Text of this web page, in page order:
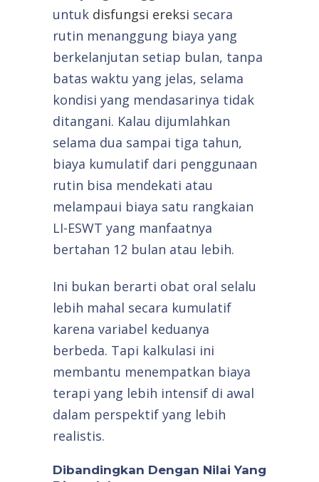
untuk disfungsi ereksi secara
rutin menanggung biaya yang
berkelanjutan setiap bulan, tanpa
batas waktu yang jelas, selama
kondisi yang mendasarinya tidak
ditangani. Kalau dijumlahkan
selama dua sampai tiga tahun,
biaya kumulatif dari penggunaan
rutin bisa mendekati atau
melampaui biaya satu rangkaian
LI-ESWT yang manfaatnya
bertahan 12 bulan atau lebih.
Ini bukan berarti obat oral selalu
lebih mahal secara kumulatif
karena variabel keduanya
berbeda. Tapi kalkulasi ini
membantu menempatkan biaya
terapi yang lebih intensif di awal
dalam perspektif yang lebih
realistis.
Dibandingkan Dengan Nilai Yang